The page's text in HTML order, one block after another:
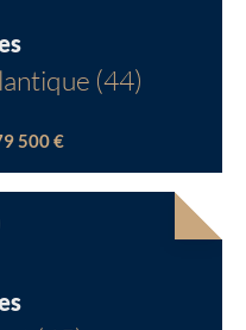
(44)
500 €